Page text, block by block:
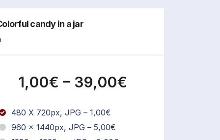
candy in a jar
1,00€ – 39,00€
480 X 720px, JPG – 1,00€
960 x 1440px, JPG – 5,00€